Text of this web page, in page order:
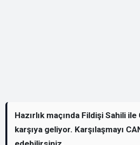
Hazırlık maçında Fildişi Sahili
karşıya geliyor. Karşılaşmayı